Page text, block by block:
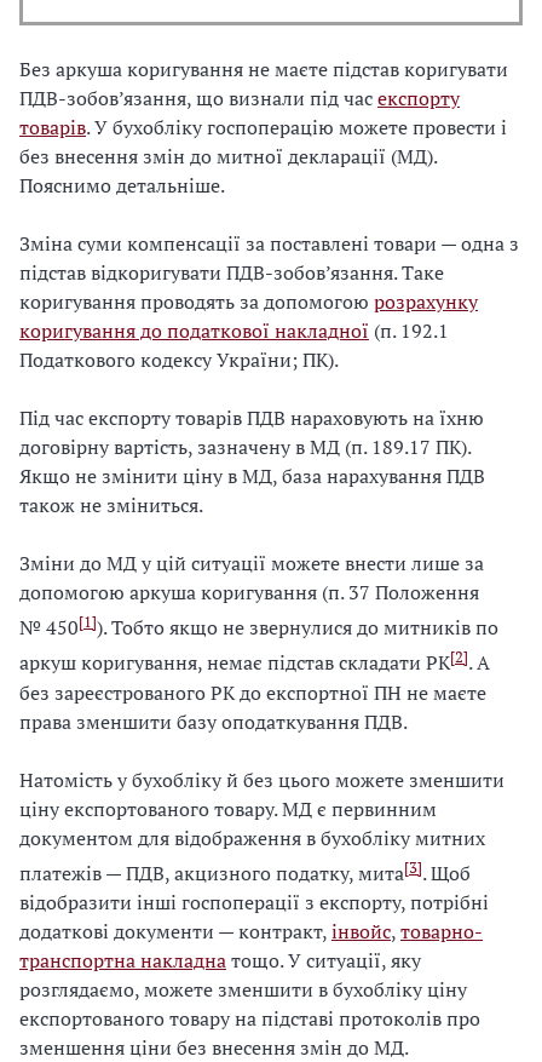
Без аркуша коригування не маєте підстав коригувати
ПДВ-зобов’язання, що визнали під часекспорту
товарів. У бухобліку госпоперацію можете провести і
без внесення змін до митної декларації (МД).
Пояснимо детальніше.
Зміна суми компенсації за поставлені товари — одна з
підстав відкоригувати ПДВ-зобов’язання. Таке
коригування проводять за допомогою розрахунку
коригування до податкової накладної (п. 192.1
Податкового кодексу України; ПК).
Під час експорту товарів ПДВ нараховують на їхню
договірну вартість, зазначену в МД (п. 189.17 ПК).
Якщо не змінити ціну в МД, база нарахування ПДВ
також не зміниться.
Зміни до МД у цій ситуації можете внести лише за
допомогою аркуша коригування (п. 37 Положення
№ 450[1]). Тобто якщо не звернулися до митників по
аркуш коригування, немає підстав складати РК[2]. А
без зареєстрованого РК до експортної ПН не маєте
права зменшити базу оподаткування ПДВ.
Натомість у бухобліку й без цього можете зменшити
ціну експортованого товару. МД є первинним
документом для відображення в бухобліку митних
платежів — ПДВ, акцизного податку, мита[3]. Щоб
відобразити інші госпоперації з експорту, потрібні
додаткові документи — контракт,інвойс,товарно-
транспортна накладнатощо. У ситуації, яку
розглядаємо, можете зменшити в бухобліку ціну
експортованого товару на підставі протоколів про
зменшення ціни без внесення змін до МД.